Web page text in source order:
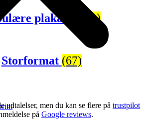
plakater (81)
Storformat (67)
udtalelser, men du kan se flere på trustpilot
på Google reviews.